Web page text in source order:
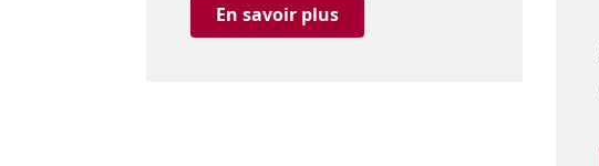
En savoir plus